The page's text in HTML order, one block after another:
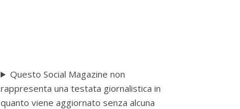
Questo Social Magazine non
rappresenta una testata giornalistica in
quanto viene aggiornato senza alcuna